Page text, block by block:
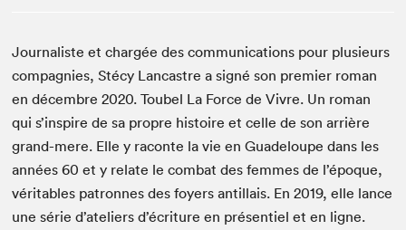
Jour­nal­iste et chargée des com­mu­ni­ca­tions pour plusieurs
com­pag­nies, Sté­cy Lan­cas­tre a signé son pre­mier roman
en décem­bre2020. Toubel La Force de Vivre. Un roman
qui s’in­spire de sa pro­pre his­toire et celle de son arrière
grand-mere. Elle y racon­te la vie en Guade­loupe dans les
années60 et y relate le com­bat des femmes de l’époque,
véri­ta­bles patronnes des foy­ers antil­lais. En2019, elle lance
une série d’ate­liers d’écri­t­ure en présen­tiel et en ligne.